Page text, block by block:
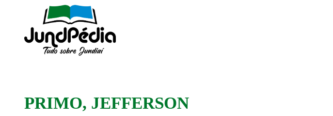
PRIMO, JEFFERSON